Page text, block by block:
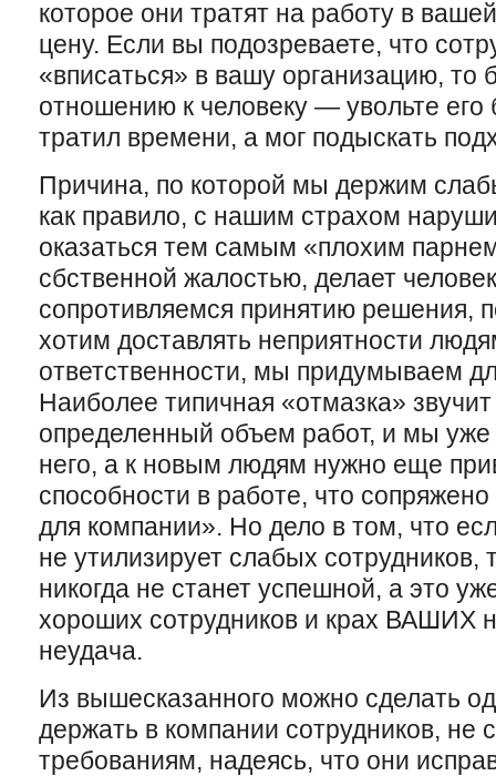
которое они тратят на работу в
цену. Если вы подозреваете, что
«вписаться» в вашу организацию, то
отношению к человеку — увольте
тратил времени, а мог подыскать
Причина, по которой мы держим
как правило, с нашим страхом
оказаться тем самым «плохим
сбственной жалостью, делает
сопротивляемся принятию решения,
хотим доставлять неприятности
ответственности, мы придумываем
Наиболее типичная «отмазка»
определенный объем работ, и мы уже
него, а к новым людям нужно еще
способности в работе, что
для компании». Но дело в том, что
не утилизирует слабых сотрудников,
никогда не станет успешной, а это
хороших сотрудников и крах ВАШИХ
неудача.
Из вышесказанного можно сделать
держать в компании сотрудников, не
требованиям, надеясь, что они